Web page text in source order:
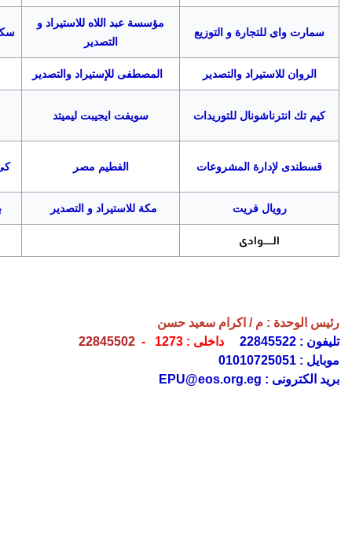
سمارت واى للتجارة و التوزيع
مؤسسة عبد اللاه للاستيراد و
التصدير
الروان للاستيراد والتصدير المصطفى للإستيراد والتصدير
كيم تك انترناشونال للتوريدات سويفت ايجيبت ليميتد
قسطندى لإدارة المشروعات الفطيم مصر
رويال فريت مكة للاستيراد و التصدير
الــــوادى
رئيس الوحدة : م / اكرام سعيد حسن
تليفون : 22845522
داخلى : 1273 -
22845502
موبايل : 01010725051
بريد الكترونى : EPU@eos.org.eg